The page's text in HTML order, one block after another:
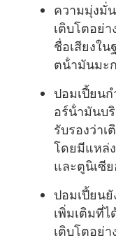
ความมุ่งมั่
เติบโตอย่
ชื่อเสียงใ
ตน้ํามันมะ
ปอมเปี้ยน
อร์น้ํามันบ
รับรองว่าเ
โดยมีแหล่
และตูนิเซี
ปอมเปี้ยน
เพิ่มเติมที่
เติบโตอย่า